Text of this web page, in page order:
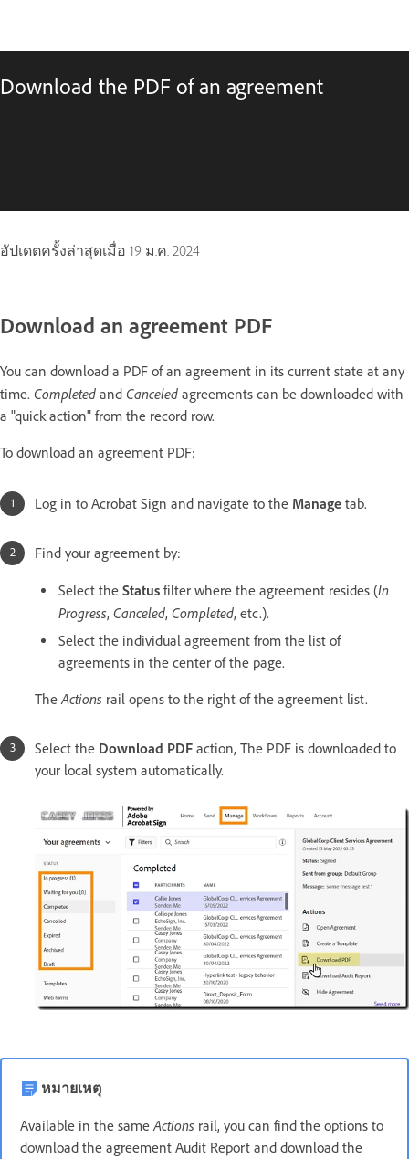
Download the PDF of an agreement
อัปเดตครั้งล่าสุดเมื่อ 19 ม.ค. 2024
Download an agreement PDF
You can download a PDF of an agreement in its current state at any
time. Completed and Canceled agreements can be downloaded with
a "quick action" from the record row.
To download an agreement PDF:
Log in to Acrobat Sign and navigate to the Manage tab.
Find your agreement by:
Select the Status filter where the agreement resides (In
Progress, Canceled, Completed, etc.).
Select the individual agreement from the list of
agreements in the center of the page.
TheActions rail opens to the right of the agreement list.
Select the Download PDF action, The PDF is downloaded to
your local system automatically.
หมายเหตุ
Available in the same Actions rail, you can find the options to
download the agreement Audit Report and download the